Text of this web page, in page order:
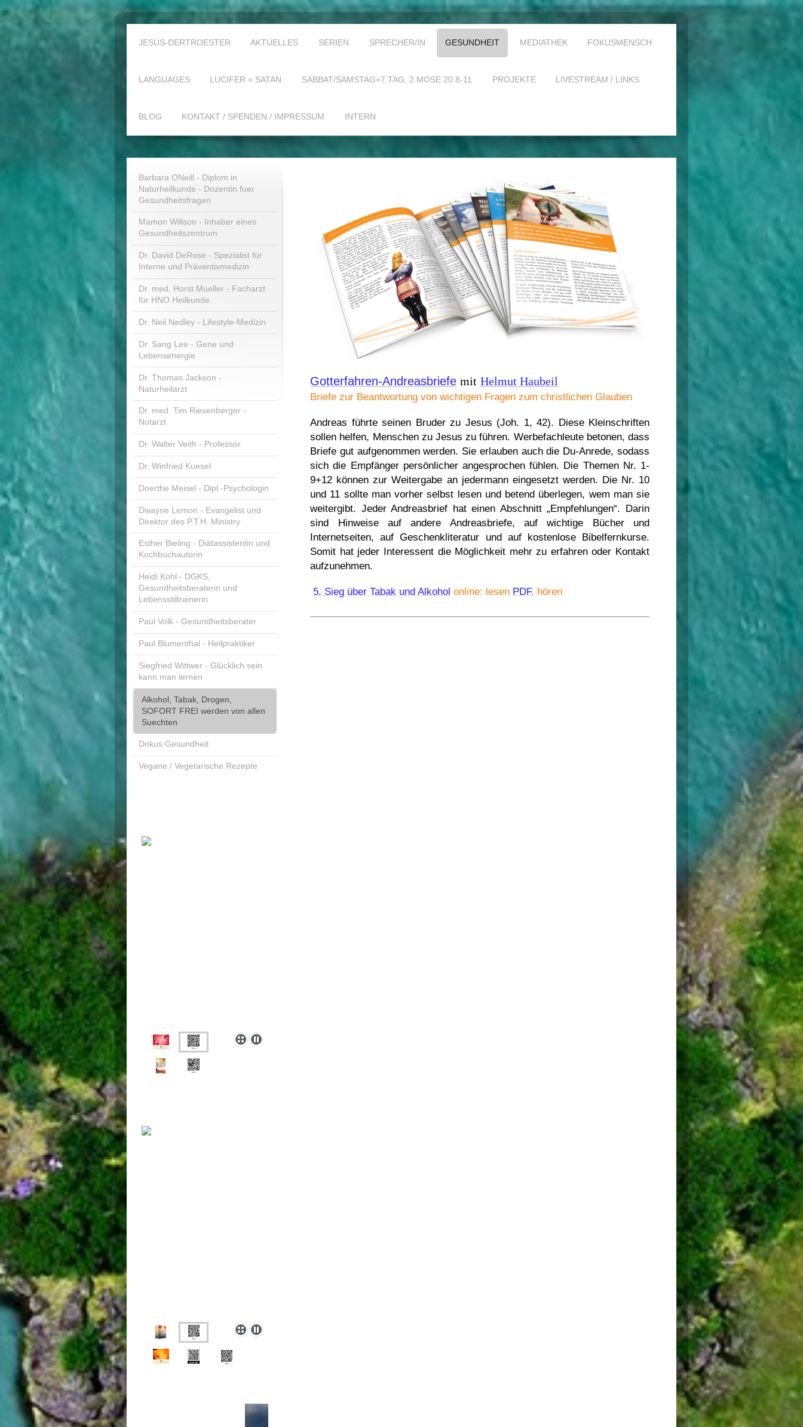
JESUS-DERTROESTER AKTUELLES SERIEN SPRECHER/IN GESUNDHEIT MEDIATHEK FOKUSMENSCH
LANGUAGES LUCIFER = SATAN SABBAT/SAMSTAG=7.TAG, 2.MOSE 20.8-11 PROJEKTE LIVESTREAM / LINKS
BLOG KONTAKT / SPENDEN / IMPRESSUM INTERN
Gotterfahren-Andreasbriefe mit Helmut Haubeil
Briefe zur Beantwortung von wichtigen Fragen zum christlichen Glauben
Andreas führte seinen Bruder zu Jesus (Joh. 1, 42). Diese Kleinschriften
sollen helfen, Menschen zu Jesus zu führen. Werbefachleute betonen, dass
Briefe gut aufgenommen werden. Sie erlauben auch die Du-Anrede, sodass
sich die Empfänger persönlicher angesprochen fühlen. Die Themen Nr. 1-
9+12 können zur Weitergabe an jedermann eingesetzt werden. Die Nr. 10
und 11 sollte man vorher selbst lesen und betend überlegen, wem man sie
weitergibt. Jeder Andreasbrief hat einen Abschnitt „Empfehlungen“. Darin
sind Hinweise auf andere Andreasbriefe, auf wichtige Bücher und
Internetseiten, auf Geschenkliteratur und auf kostenlose Bibelfernkurse.
Somit hat jeder Interessent die Möglichkeit mehr zu erfahren oder Kontakt
aufzunehmen.
5. Sieg über Tabak und Alkohol online: lesen PDF, hören
Barbara ONeill - Diplom in
Naturheilkunde - Dozentin fuer
Gesundheitsfragen
Mamon Willson - Inhaber eines
Gesundheitszentrum
Dr. David DeRose - Spezialist für
Interne und Präventivmedizin
Dr. med. Horst Mueller - Facharzt
für HNO Heilkunde
Dr. Neil Nedley - Lifestyle-Medizin
Dr. Sang Lee - Gene und
Lebensenergie
Dr. Thomas Jackson -
Naturheilarzt
Dr. med. Tim Riesenberger -
Notarzt
Dr. Walter Veith - Professor
Dr. Winfried Kuesel
Doerthe Meisel - Dipl.-Psychologin
Dwayne Lemon - Evangelist und
Direktor des P.T.H. Ministry
Esther Bieling - Diätassistentin und
Kochbuchautorin
Heidi Kohl - DGKS,
Gesundheitsberaterin und
Lebensstiltrainerin
Paul Volk - Gesundheitsberater
Paul Blumenthal - Heilpraktiker
Siegfried Wittwer - Glücklich sein
kann man lernen
Alkohol, Tabak, Drogen,
SOFORT FREI werden von allen
Suechten
Dokus Gesundheit
Vegane / Vegetarische Rezepte